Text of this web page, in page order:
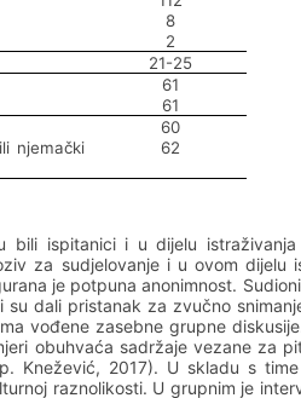
8
2
21-25
61
61
60
njemački
62
bili ispitanici i u dijelu
za sudjelovanje i u ovom dijelu
je potpuna anonimnost.
dali pristanak za zvučno
vođene zasebne grupne
obuhvaća sadržaje vezane za
Knežević, 2017). U skladu s
raznolikosti. U grupnim je